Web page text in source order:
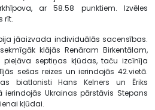
ar 58.58 punktiem. Izvēles
rīt.
jāaizvada individuālās sacensības.
klājās Renāram Birkentālam,
pieļāva septiņas kļūdas, taču izcīnīja
sešas reizes un ierindojās 42.vietā.
biatlonisti Hans Kelners un Ēriks
ierindojās Ukrainas pārstāvis Stepans
kļūdai.